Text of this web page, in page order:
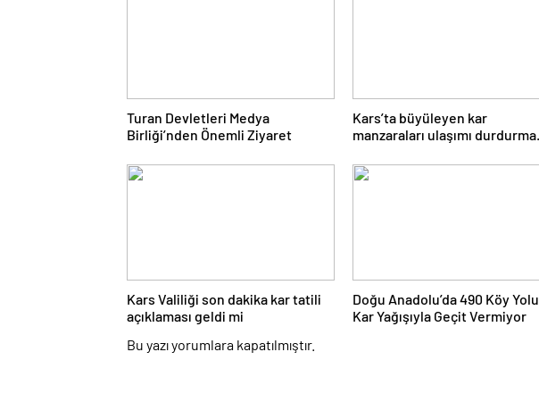
Turan Devletleri Medya
Birliği’nden Önemli Ziyaret
Kars’ta büyüleyen kar
manzaraları ulaşımı durdurma
Kars Valiliği son dakika kar tatili
açıklaması geldi mi
Doğu Anadolu’da 490 Köy Yolu
Kar Yağışıyla Geçit Vermiyor
Bu yazı yorumlara kapatılmıştır.